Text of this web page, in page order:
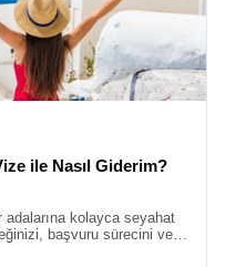
ile Nasıl Giderim?
adalarına kolayca seyahat
başvuru sürecini ve